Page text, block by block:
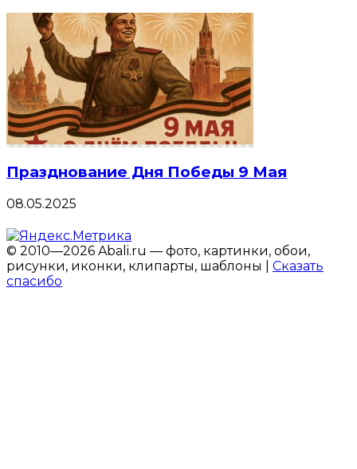
Празднование Дня Победы 9 Мая
08.05.2025
© 2010—2026 Abali.ru — фото, картинки, обои,
рисунки, иконки, клипарты, шаблоны | Сказать
спасибо